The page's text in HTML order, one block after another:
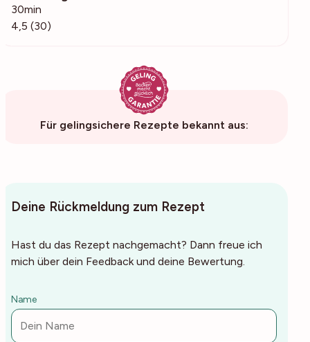
30min
4,5 (30)
Für gelingsichere Rezepte bekannt aus:
Deine Rückmeldung zum Rezept
Hast du das Rezept nachgemacht? Dann freue ich
mich über dein Feedback und deine Bewertung.
Name